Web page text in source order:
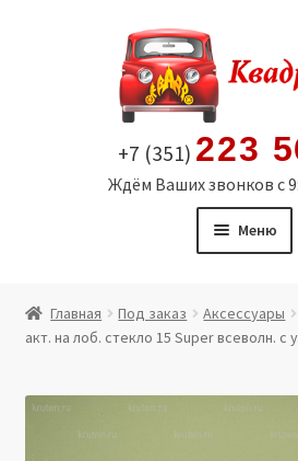
содержимому
+7 (351) 223
Ждём Ваших звонков с
Меню
Витрина
Мой аккаунт
Главная Под заказ Аксессуары
акт. на лоб. стекло 15 Super всеволн. с